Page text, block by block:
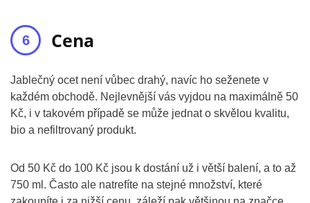
Cena
Jablečný ocet není vůbec drahý, navíc ho seženete v
každém obchodě. Nejlevnější vás vyjdou na maximálně 50
Kč, i v takovém případě se může jednat o skvělou kvalitu,
bio a nefiltrovaný produkt.
Od 50 Kč do 100 Kč jsou k dostání už i větší balení, a to až
750 ml. Často ale natrefíte na stejné množství, které